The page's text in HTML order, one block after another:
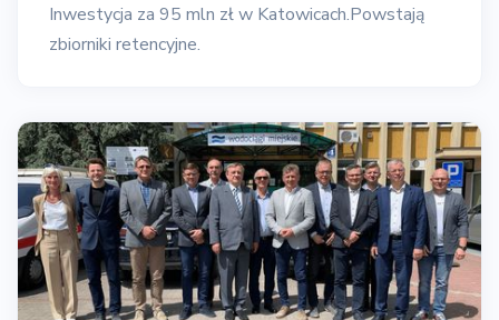
Inwestycja za 95 mln zł w Katowicach.Powstają
zbiorniki retencyjne.